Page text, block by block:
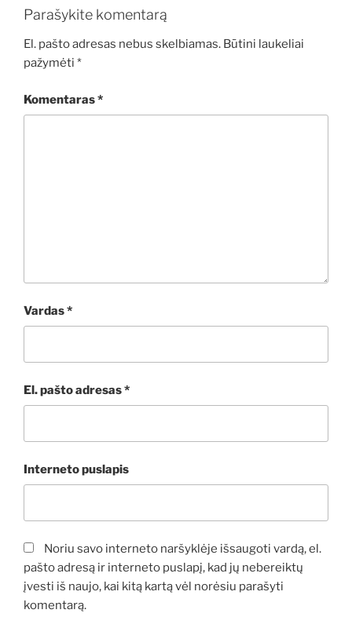
Parašykite komentarą
El. pašto adresas nebus skelbiamas. Būtini laukeliai
pažymėti *
Komentaras*
Vardas*
El. pašto adresas*
Interneto puslapis
Noriu savo interneto naršyklėje išsaugoti vardą, el.
pašto adresą ir interneto puslapį, kad jų nebereiktų
įvesti iš naujo, kai kitą kartą vėl norėsiu parašyti
komentarą.